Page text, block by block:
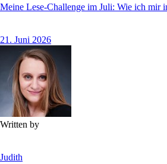
Meine Lese-Challenge im Juli: Wie ich mir
21. Juni 2026
Written by
Judith